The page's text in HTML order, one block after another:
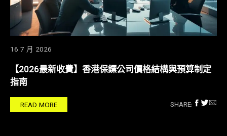
16 7 月 2026
【2026最新收費】香港保鏢公司價格結構與預算制定
指南
READ MORE SHARE: